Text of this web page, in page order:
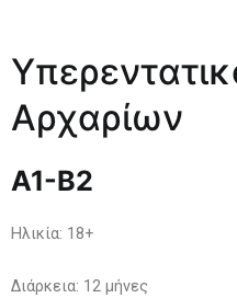
Αρχαρίων
Α1-Β2
Ηλικία: 18+
Διάρκεια: 12 μήνες